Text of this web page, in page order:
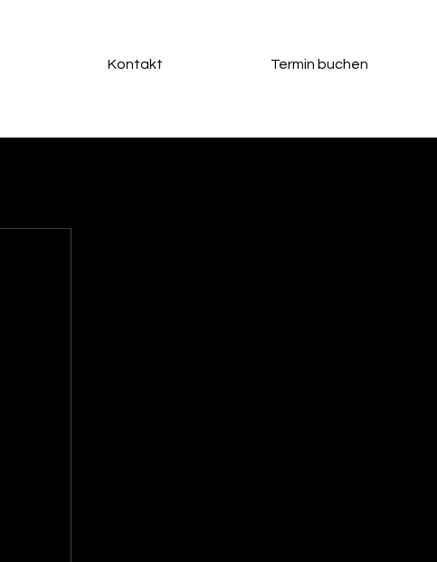
Kontakt Termin buchen